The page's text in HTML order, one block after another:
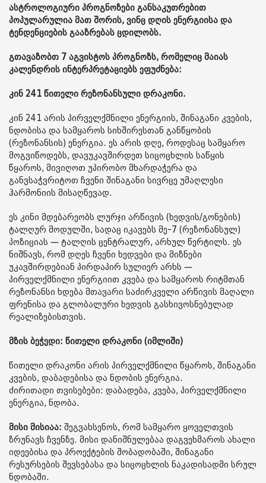
ასტროლოგიური პროგნოზები განსაკუთრებით
პოპულარულია მათ შორის, ვინც დღის ენერგიისა და
ტენდენციების გააზრებას ცდილობს.
გთავაზობთ 7 აგვისტოს პროგნოზს, რომელიც მაიას
კალენდრის ინტერპრეტაციებს ეფუძნება:
კინ 241 წითელი რეზონანსული დრაკონი.
კინ 241 არის პირველქმნილი ენერგიის, შინაგანი კვების,
ნდობისა და სამყაროს სიხშირესთან განწყობის
(რეზონანსის) ენერგია. ეს არის დღე, როდესაც სამყარო
მოგვიწოდებს, დავუკავშირდეთ სიცოცხლის საწყის
წყაროს, მივიღოთ უპირობო მხარდაჭერა და
განვსაჭვრიტოთ ჩვენი შინაგანი სივრცე უმაღლესი
ჰარმონიის მისაღწევად.
ეს კინი მდებარეობს ლურჯი არწივის (ხედვის/გონების)
ტალღურ მოდულში, სადაც იკავებს მე-7 (რეზონანსულ)
პოზიციას — ტალღის ცენტრალურ, არხულ წერტილს. ეს
ნიშნავს, რომ დღეს ჩვენი ხედვები და მიზნები
უკავშირდებიან პირდაპირ სულიერ არხს —
პირველქმნილი ენერგიით კვება და სამყაროს რიტმთან
რეზონანსი ხდება მთავარი საძირკველი არწივის მაღალი
ფრენისა და გლობალური ხედვის გასხივოსნებულად
რეალიზებისთვის.
მზის ბეჭედი: წითელი დრაკონი (იმლიში)
წითელი დრაკონი არის პირველქმნილი წყაროს, შინაგანი
კვების, დაბადებისა და ნდობის ენერგია.
ძირითადი თვისებები: დაბადება, კვება, პირველქმნილი
ენერგია, ნდობა.
მისი მისიაა: შეგვახსენოს, რომ სამყარო ყოველთვის
ზრუნავს ჩვენზე. მისი დანიშნულებაა დაგვეხმაროს ახალი
იდეებისა და პროექტების შობადობაში, შინაგანი
რესურსების შევსებასა და სიცოცხლის ნაკადისადმი სრულ
ნდობაში.